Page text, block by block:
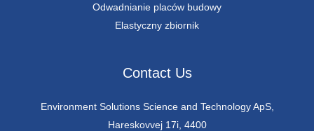
Odwadnianie placów budowy
Elastyczny zbiornik
Contact Us
Environment Solutions Science and Technology ApS,
Hareskovvej 17i, 4400